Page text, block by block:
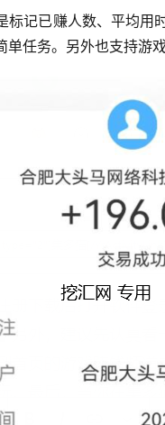
标记已赚人数、平均
任务。另外也支持游